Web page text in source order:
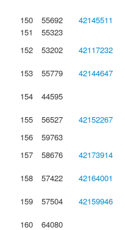
150
55692 42145511
151
55323
152
53202 42117232
153
55779 42144647
154
44595
155
56527 42152267
156
59763
157
58676 42173914
158
57422 42164001
159
57504 42159946
160
64080